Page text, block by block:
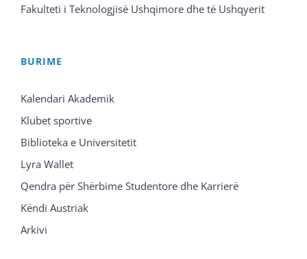
Fakulteti i Teknologjisë Ushqimore dhe të Ushqyerit
BURIME
Kalendari Akademik
Klubet sportive
Biblioteka e Universitetit
Lyra Wallet
Qendra për Shërbime Studentore dhe Karrierë
Këndi Austriak
Arkivi